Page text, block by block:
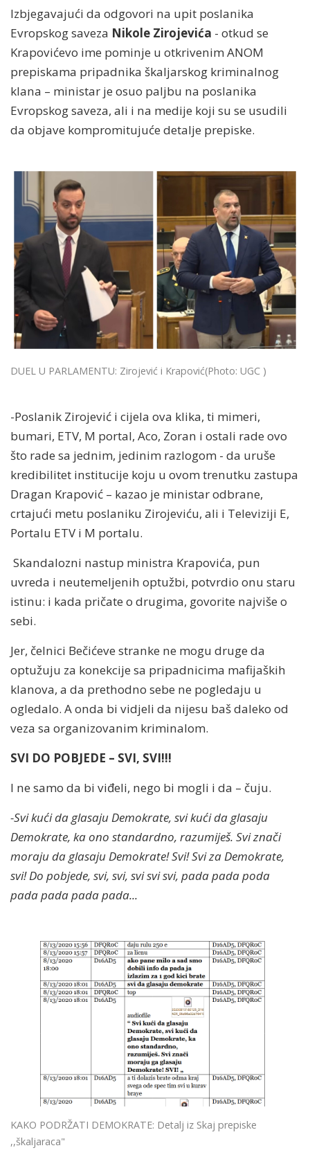
Izbjegavajući da odgovori na upit poslanika
Evropskog saveza Nikole Zirojevića - otkud se
Krapovićevo ime pominje u otkrivenim ANOM
prepiskama pripadnika škaljarskog kriminalnog
klana – ministar je osuo paljbu na poslanika
Evropskog saveza, ali i na medije koji su se usudili
da objave kompromitujuće detalje prepiske.
DUEL U PARLAMENTU: Zirojević i Krapović(Photo: UGC )
-Poslanik Zirojević i cijela ova klika, ti mimeri,
bumari, ETV, M portal, Aco, Zoran i ostali rade ovo
što rade sa jednim, jedinim razlogom - da uruše
kredibilitet institucije koju u ovom trenutku zastupa
Dragan Krapović – kazao je ministar odbrane,
crtajući metu poslaniku Zirojeviću, ali i Televiziji E,
Portalu ETV i M portalu.
Skandalozni nastup ministra Krapovića, pun
uvreda i neutemeljenih optužbi, potvrdio onu staru
istinu: i kada pričate o drugima, govorite najviše o
sebi.
Jer, čelnici Bečićeve stranke ne mogu druge da
optužuju za konekcije sa pripadnicima mafijaških
klanova, a da prethodno sebe ne pogledaju u
ogledalo. A onda bi vidjeli da nijesu baš daleko od
veza sa organizovanim kriminalom.
SVI DO POBJEDE – SVI, SVI!!!
I ne samo da bi viđeli, nego bi mogli i da – čuju.
-Svi kući da glasaju Demokrate, svi kući da glasaju
Demokrate, ka ono standardno, razumiješ. Svi znači
moraju da glasaju Demokrate! Svi! Svi za Demokrate,
svi! Do pobjede, svi, svi, svi svi svi, pada pada poda
pada pada pada pada...
KAKO PODRŽATI DEMOKRATE: Detalj iz Skaj prepiske
,,škaljaraca"